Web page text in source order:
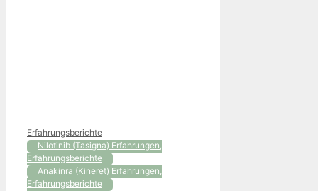
Kategorien
Erfahrungsberichte
Nilotinib (Tasigna) Erfahrungen,
Erfahrungsberichte
Anakinra (Kineret) Erfahrungen,
Erfahrungsberichte